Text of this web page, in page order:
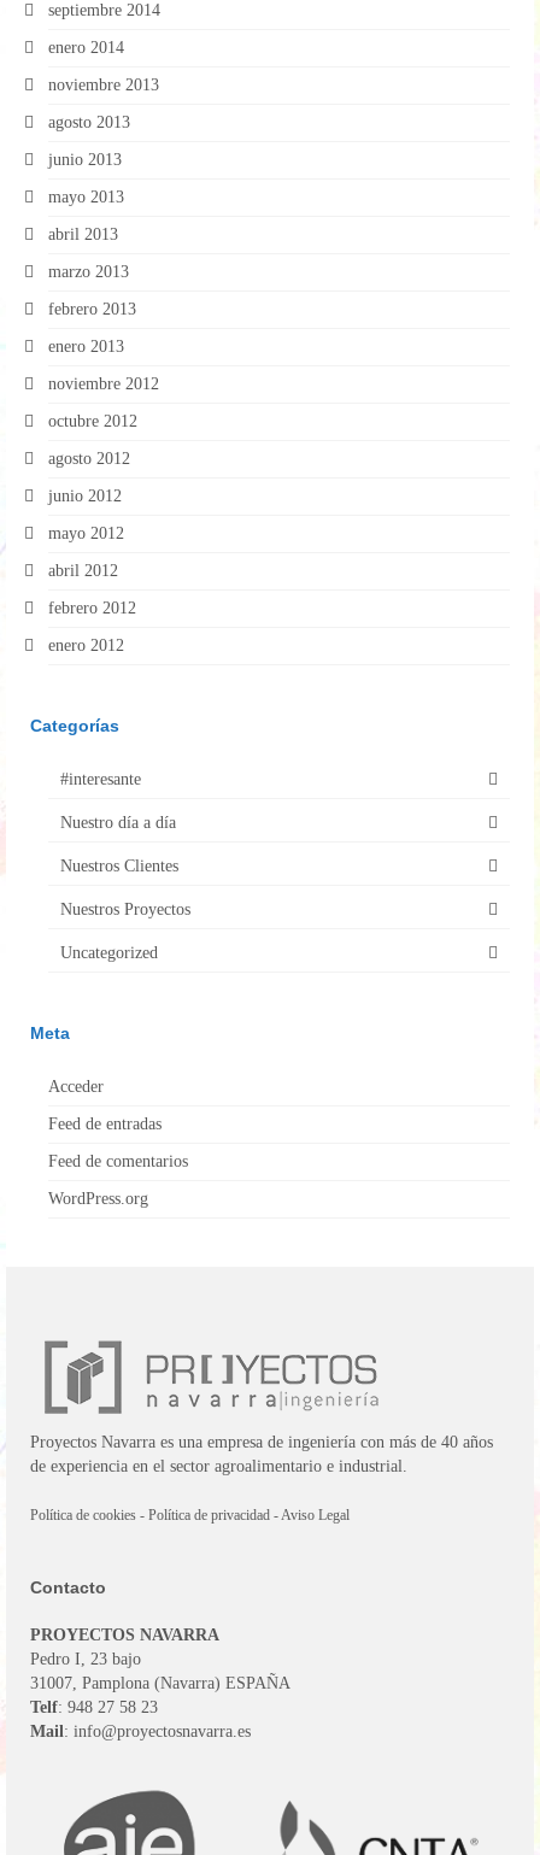
septiembre 2014
enero 2014
noviembre 2013
agosto 2013
junio 2013
mayo 2013
abril 2013
marzo 2013
febrero 2013
enero 2013
noviembre 2012
octubre 2012
agosto 2012
junio 2012
mayo 2012
abril 2012
febrero 2012
enero 2012
Categorías
#interesante
Nuestro día a día
Nuestros Clientes
Nuestros Proyectos
Uncategorized
Meta
Acceder
Feed de entradas
Feed de comentarios
WordPress.org
Proyectos Navarra es una empresa de ingeniería con más de 40 años
de experiencia en el sector agroalimentario e industrial.
Política de cookies - Política de privacidad -Aviso Legal
Contacto
PROYECTOS NAVARRA
Pedro I, 23 bajo
31007, Pamplona (Navarra) ESPAÑA
Telf: 948 27 58 23
Mail: info@proyectosnavarra.es